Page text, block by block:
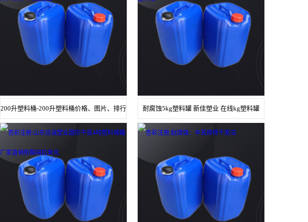
200升塑料桶-200升塑料桶价格、图片、排行
- 阿里巴巴
耐腐蚀5kg塑料罐 新佳塑业 在线kg塑料罐